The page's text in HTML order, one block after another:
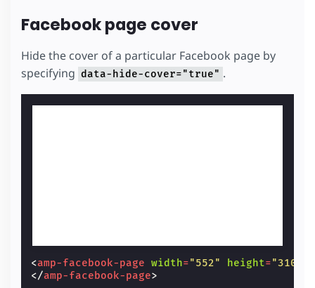
Facebook page cover
Hide the cover of a particular Facebook page by
specifying data-hide-cover="true" .
<amp-facebook-page width="552" height="310"
</amp-facebook-page>